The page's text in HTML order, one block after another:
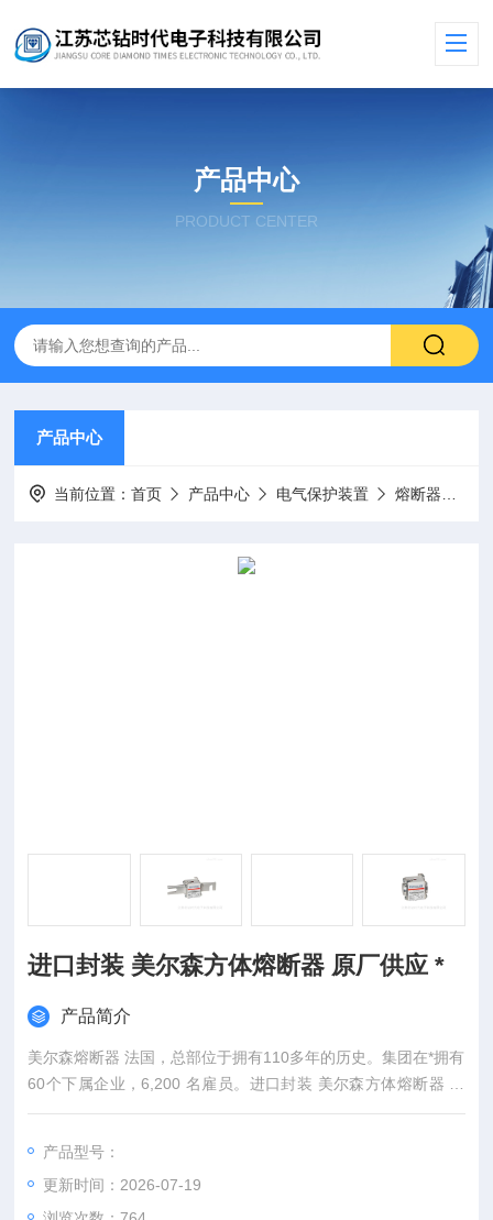
产品中心
PRODUCT CENTER
产品中心
当前位置：首页 产品中心 电气保护装置 熔断器
进口封装 美尔森方体熔断器 原厂供应 *
产品简介
美尔森熔断器 法国，总部位于拥有110多年的历史。集团在*拥有
60个下属企业，6,200 名雇员。进口封装 美尔森方体熔断器 原
厂供应 *
产品型号：
更新时间：2026-07-19